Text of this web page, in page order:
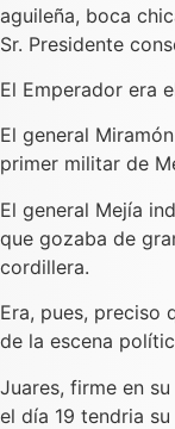
aguileña, boca
Sr. Presidente
El Emperador era
El general
primer militar de
El general Mejía
que gozaba de
cordillera.
Era, pues, preciso
de la escena
Juares, firme en
el día 19 tendria